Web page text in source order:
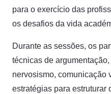
para o exercício das
os desafios da vida
Durante as sessões, os
técnicas de
nervosismo, comunicação
estratégias para estruturar